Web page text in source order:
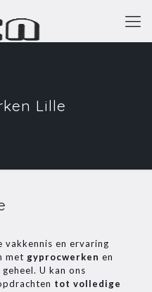
Lille
vakkennis en ervaring
met gyprocwerken en
U kan ons
tot volledige